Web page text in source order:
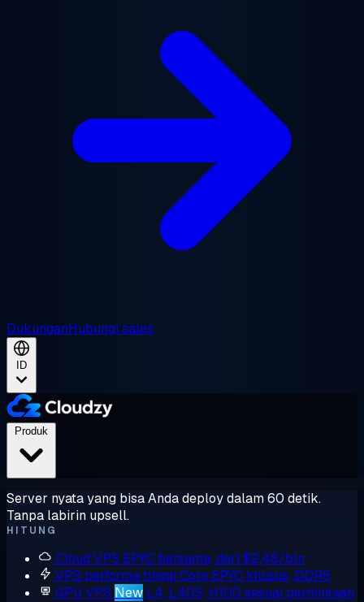
DukunganHubungi sales
ID
Server nyata yang bisa Anda deploy dalam 60 detik.
Tanpa labirin upsell.
HITUNG
Cloud VPS EPYC bersama, dari $2,48/bln
VPS performa tinggi Core EPYC khusus, DDR5
GPU VPS New L4, L40S, H100 sesuai permintaan